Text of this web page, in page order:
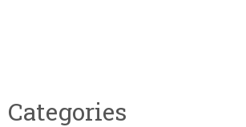
Categories